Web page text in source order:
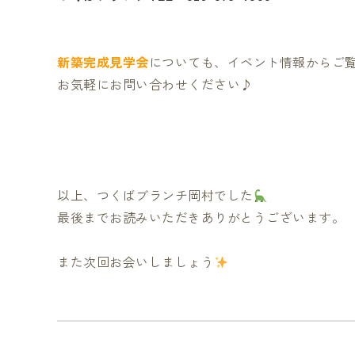
新築完成見学会についても、イベント情報からご
お気軽にお問い合わせください♪
以上、つくばブランチ岡村でした
最後までお読みいただきありがとうございます。
また次回お会いしましょう